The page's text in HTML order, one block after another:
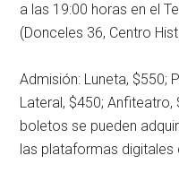
a las 19:00 horas en el
(Donceles 36, Centro
Admisión: Luneta, $550;
Lateral, $450; Anfiteatro,
boletos se pueden
las plataformas